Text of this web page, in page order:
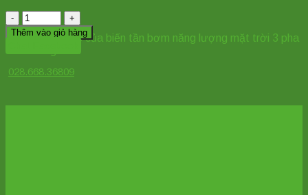
Biến
tần
năng
mặt
Thêm vào giỏ hàng
028.668.36809